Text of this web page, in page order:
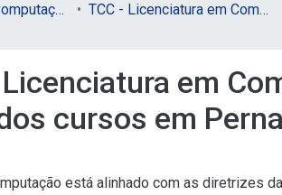
Licenciatura em Computação (Sede)
TCC - Licenciatura em Computação (Sede)
em
cursos em
está alinhado com as diretrizes da